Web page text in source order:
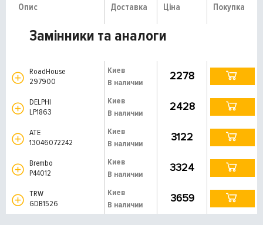
Опис Доставка Ціна Покупка
Замінники та аналоги
RoadHouse
297900
Киев
В наличии
2278
DELPHI
LP1863
Киев
В наличии
2428
ATE
13046072242
Киев
В наличии
3122
Brembo
P44012
Киев
В наличии
3324
TRW
GDB1526
Киев
В наличии
3659